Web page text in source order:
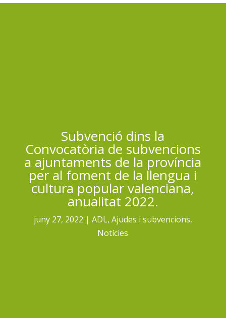
Subvenció dins la
Convocatòria de subvencions
a ajuntaments de la província
per al foment de la llengua i
cultura popular valenciana,
anualitat 2022.
juny 27, 2022 ADL, Ajudes i subvencions,
Notícies